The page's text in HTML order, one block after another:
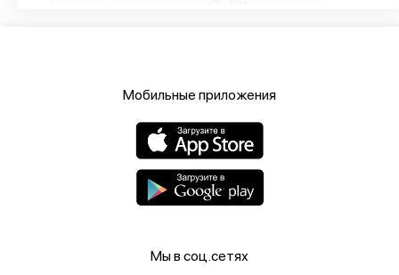
Мобильные приложения
Мы в соц.сетях